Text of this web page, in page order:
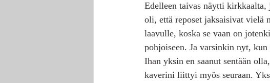
Edelleen taivas näytti kirkkaalta,
oli, että reposet jaksaisivat vielä
laavulle, koska se vaan on
pohjoiseen. Ja varsinkin nyt,
Ihan yksin en saanut sentään
kaverini liittyi myös seuraan.